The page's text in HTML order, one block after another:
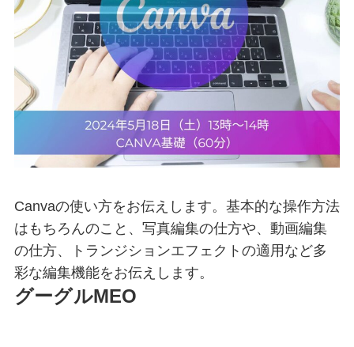
Canvaの使い方をお伝えします。基本的な操作方法
はもちろんのこと、写真編集の仕方や、動画編集
の仕方、トランジションエフェクトの適用など多
彩な編集機能をお伝えします。
グーグルMEO